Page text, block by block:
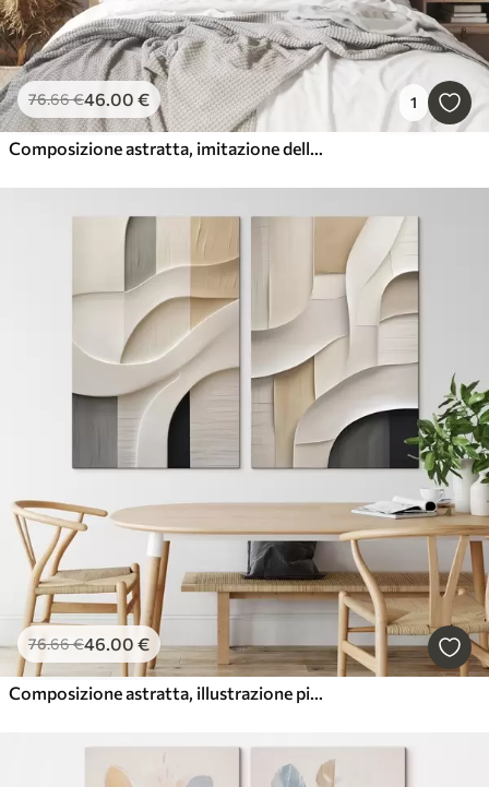
76.66€46.00 € 1
Composizione astratta, imitazione della pittura
76.66€46.00 €
Composizione astratta, illustrazione piatta